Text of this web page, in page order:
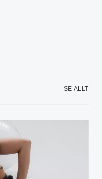
SE ALLT